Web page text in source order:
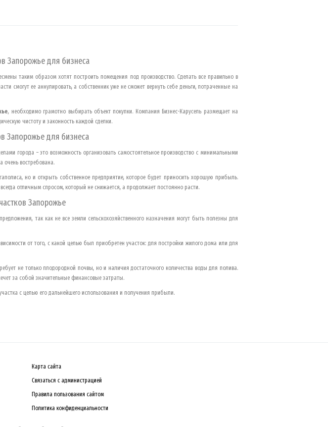
Запорожьедля бизнеса
таким образом хотят построить помещения под производство. Сделать все правильно в
смогут ее аннулировать, а собственник уже не сможет вернуть себе деньги, потраченные на
, необходимо грамотно выбирать объект покупки. Компания Бизнес-Карусель размещает на
чистоту и законность каждой сделки.
Запорожьедля бизнеса
города – это возможность организовать самостоятельное производство с минимальными
очень востребована.
но и открыть собственное предприятие, которое будет приносить хорошую прибыль.
отличным спросом, который не снижается, а продолжает постоянно расти.
Запорожье
так как не все земли сельскохозяйственного назначения могут быть полезны для
от того, с какой целью был приобретен участок: для постройки жилого дома или для
не только плодородной почвы, но и наличия достаточного количества воды для полива.
за собой значительные финансовые затраты.
с целью его дальнейшего использования и получения прибыли.
Карта сайта
Связаться с администрацией
Правила пользования сайтом
Политика конфиденциальности